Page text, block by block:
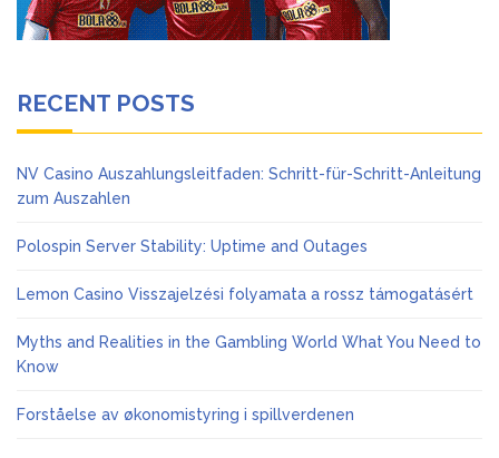
RECENT POSTS
NV Casino Auszahlungsleitfaden: Schritt-für-Schritt-Anleitung
zum Auszahlen
Polospin Server Stability: Uptime and Outages
Lemon Casino Visszajelzési folyamata a rossz támogatásért
Myths and Realities in the Gambling World What You Need to
Know
Forståelse av økonomistyring i spillverdenen